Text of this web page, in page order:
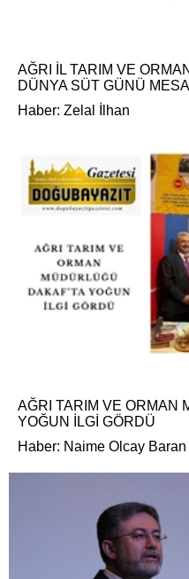
AĞRI İL TARIM VE
DÜNYA SÜT GÜNÜ
Haber: Zelal İlhan
AĞRI TARIM VE ORMAN
YOĞUN İLGİ GÖRDÜ
Haber: Naime Olcay Baran